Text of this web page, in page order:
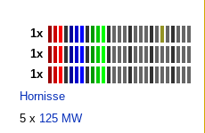
1x
1x
1x
Hornisse
5 x 125 MW